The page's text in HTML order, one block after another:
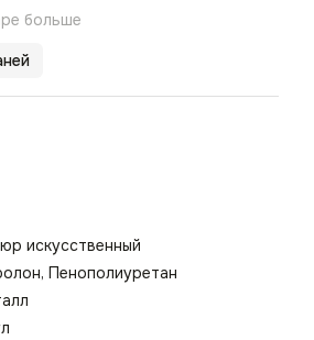
больше
искусственный
Пенополиуретан